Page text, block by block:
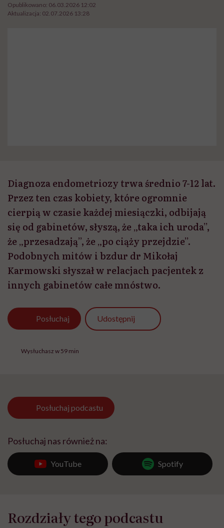
Opublikowano: 06.03.2026 12:02
Aktualizacja: 02.07.2026 13:28
Diagnoza endometriozy trwa średnio 7-12 lat.
Przez ten czas kobiety, które ogromnie
cierpią w czasie każdej miesiączki, odbijają
się od gabinetów, słyszą, że „taka ich uroda”,
że „przesadzają”, że „po ciąży przejdzie”.
Podobnych mitów i bzdur dr Mikołaj
Karmowski słyszał w relacjach pacjentek z
innych gabinetów całe mnóstwo.
Posłuchaj Udostępnij
Wysłuchasz w 59 min
Posłuchaj podcastu
Posłuchaj nas również na:
YouTube Spotify
Rozdziały tego podcastu